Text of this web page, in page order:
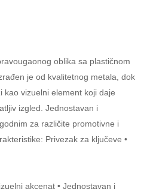
oblika sa plastičnom
je od kvalitetnog metala, dok
kao vizuelni element koji daje
izgled. Jednostavan i
za različite promotivne i
Privezak za ključeve •
akcenat • Jednostavan i